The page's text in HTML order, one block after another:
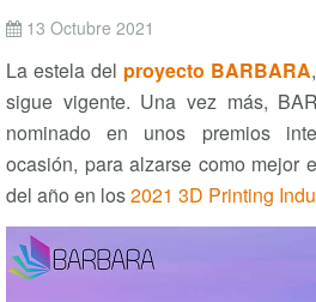
13 Octubre 2021
La estela del proyecto BARBARA
sigue vigente. Una vez más,
nominado en unos premios
ocasión, para alzarse como mejor
del año en los2021 3D Printing